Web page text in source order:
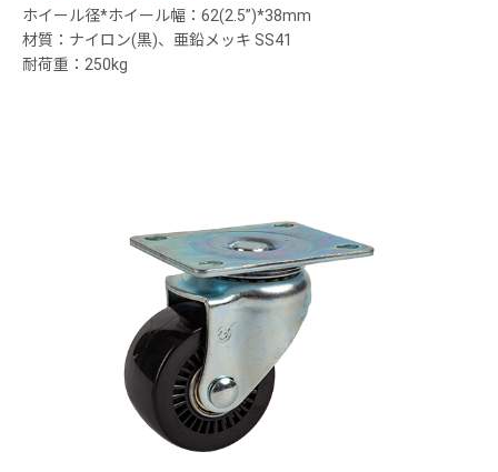
ホイール径*ホイール幅：62(2.5”)*38mm
材質：ナイロン(黒)、亜鉛メッキ SS41
耐荷重：250kg